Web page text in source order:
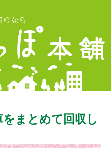
まとめて回収し